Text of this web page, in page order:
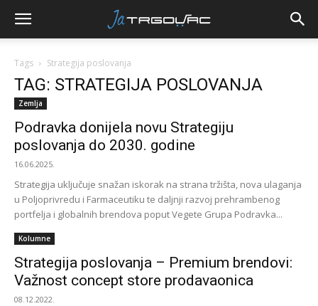
Tags Strategija poslovanja
TAG: STRATEGIJA POSLOVANJA
Zemlja
Podravka donijela novu Strategiju
poslovanja do 2030. godine
16.06.2025.
Strategija uključuje snažan iskorak na strana tržišta, nova ulaganja
u Poljoprivredu i Farmaceutiku te daljnji razvoj prehrambenog
portfelja i globalnih brendova poput Vegete Grupa Podravka...
Kolumne
Strategija poslovanja – Premium brendovi:
Važnost concept store prodavaonica
08.12.2022.